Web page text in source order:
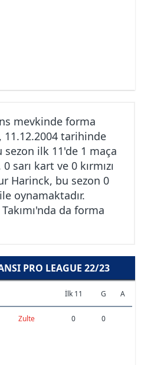
mevkinde forma
tarihinde
ilk 11'de 1 maça
sarı kart ve 0 kırmızı
Harinck, bu sezon 0
oynamaktadır.
da forma
PRO LEAGUE 22/23
İlk 11 G A
Zulte 0 0